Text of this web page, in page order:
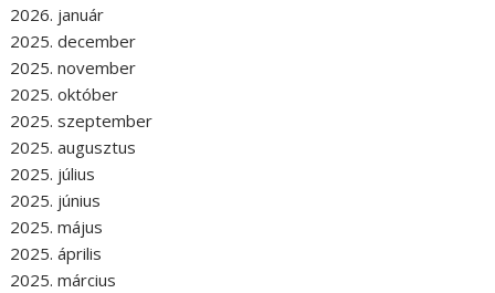
2026. január
2025. december
2025. november
2025. október
2025. szeptember
2025. augusztus
2025. július
2025. június
2025. május
2025. április
2025. március